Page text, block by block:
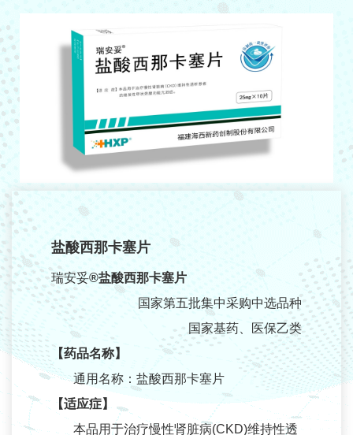
创新平台
消化系统
新闻中心
媒体报道
盐酸西那卡塞片
瑞安妥®盐酸西那卡塞片
国家第五批集中采购中选品种
国家基药、医保乙类
【药品名称】
通用名称：盐酸西那卡塞片
【适应症】
本品用于治疗慢性肾脏病(CKD)维持性透